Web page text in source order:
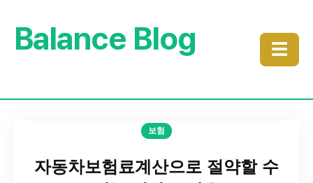
Balance Blog ☰
보험
자동차보험료계산으로 절약할 수